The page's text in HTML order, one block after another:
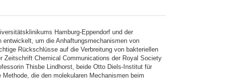
Hamburg-Eppendorf und der
um die Anhaftungsmechanismen von
Rückschlüsse auf die Verbreitung von bakteriellen
Zeitschrift Chemical Communications der Royal Society
Thisbe Lindhorst, beide Otto Diels-Institut für
die den molekularen Mechanismen beim